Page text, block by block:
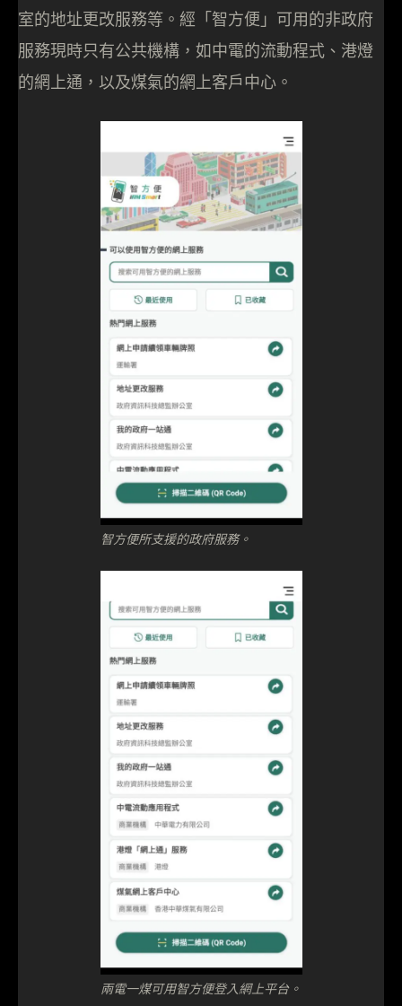
室的地址更改服務等。經「智方便」可用的非政府
服務現時只有公共機構，如中電的流動程式、港燈
的網上通，以及煤氣的網上客戶中心。
智方便所支援的政府服務。
兩電一煤可用智方便登入網上平台。